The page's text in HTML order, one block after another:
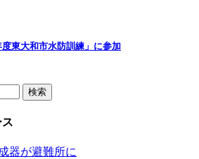
東大和市水防訓練」に参加
器が避難所に